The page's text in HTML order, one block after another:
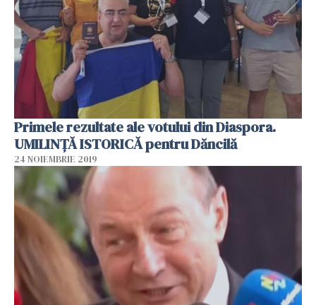
Primele rezultate ale votului din Diaspora.
UMILINȚĂ ISTORICĂ pentru Dăncilă
24 NOIEMBRIE 2019